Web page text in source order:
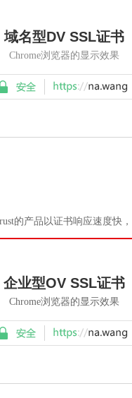
域名型DV SSL证书
Chrome浏览器的显示效果
的产品以证书响应速度
企业型OV SSL证书
Chrome浏览器的显示效果